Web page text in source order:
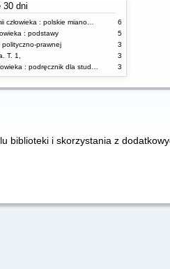
30 dni
Atlas anatomii człowieka : polskie mianownictwo anatomiczne
6
: podstawy
5
polityczno-prawnej
3
T. 1,
3
Anatomia człowieka : podręcznik dla studentów i lekarzy
3
biblioteki i skorzystania z